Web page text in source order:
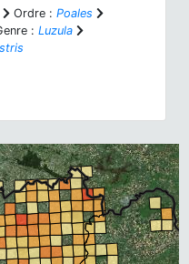
Ordre : Poales
: Luzula